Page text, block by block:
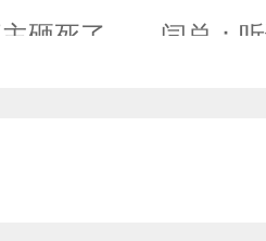
砸死了......-闫总：
带豪华花园。胡弦